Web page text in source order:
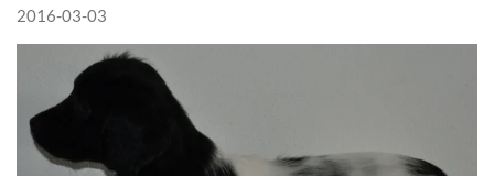
2016-03-03